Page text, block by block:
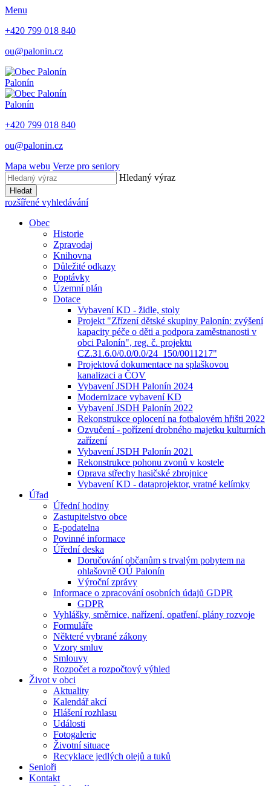
Menu
+420 799 018 840
ou@palonin.cz
Palonín
Palonín
+420 799 018 840
ou@palonin.cz
Mapa webu Verze pro seniory
Hledaný výraz
Hledat
rozšířené vyhledávání
Obec
Historie
Zpravodaj
Knihovna
Důležité odkazy
Poptávky
Územní plán
Dotace
Vybavení KD - židle, stoly
Projekt "Zřízení dětské skupiny Palonín: zvýšení
kapacity péče o děti a podpora zaměstnanosti v
obci Palonín", reg. č. projektu
CZ.31.6.0/0.0/0.0/24_150/0011217"
Projektová dokumentace na splaškovou
kanalizaci a ČOV
Vybavení JSDH Palonín 2024
Modernizace vybavení KD
Vybavení JSDH Palonín 2022
Rekonstrukce oplocení na fotbalovém hřišti 2022
Ozvučení - pořízení drobného majetku kulturních
zařízení
Vybavení JSDH Palonín 2021
Rekonstrukce pohonu zvonů v kostele
Oprava střechy hasičské zbrojnice
Vybavení KD - dataprojektor, vratné kelímky
Úřad
Úřední hodiny
Zastupitelstvo obce
E-podatelna
Povinné informace
Úřední deska
Doručování občanům s trvalým pobytem na
ohlašovně OÚ Palonín
Výroční zprávy
Informace o zpracování osobních údajů GDPR
GDPR
Vyhlášky, směrnice, nařízení, opatření, plány rozvoje
Formuláře
Některé vybrané zákony
Vzory smluv
Smlouvy
Rozpočet a rozpočtový výhled
Život v obci
Aktuality
Kalendář akcí
Hlášení rozhlasu
Události
Fotogalerie
Životní situace
Recyklace jedlých olejů a tuků
Senioři
Kontakt